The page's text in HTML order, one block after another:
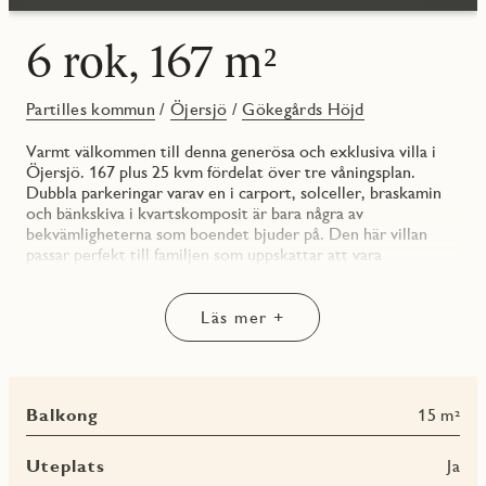
6 rok, 167 m²
Partilles kommun /Öjersjö /Gökegårds Höjd
Varmt välkommen till denna generösa och exklusiva villa i
Öjersjö. 167 plus 25 kvm fördelat över tre våningsplan.
Dubbla parkeringar varav en i carport, solceller, braskamin
och bänkskiva i kvartskomposit är bara några av
bekvämligheterna som boendet bjuder på. Den här villan
passar perfekt till familjen som uppskattar att vara
som husets storlek tillåter varje familjemedlem att ha sitt
moderna familjen som värdesätter flexibilitet, komfort och
en hållbar livsstil, solceller och svanenmärkning är
självklarheter. Här bor ni bara tio minuter från centrala
Göteborg, men med naturen och Kåsjön på kort
Läs mer +
Balkong 15 m²
Uteplats Ja